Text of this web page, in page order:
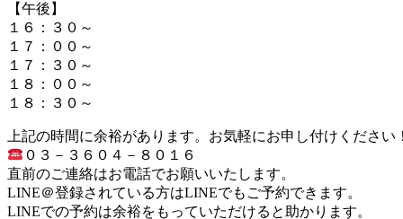
【午後】
１６：３０～
１７：００～
１７：３０～
１８：００～
１８：３０～
上記の時間に余裕があります。お気軽にお申し付けください
０３－３６０４－８０１６
直前のご連絡はお電話でお願いいたします。
LINE＠登録されている方はLINEでもご予約できます。
LINEでの予約は余裕をもっていただけると助かります。